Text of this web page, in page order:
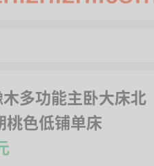
多功能主卧大床北
桃色低铺单床